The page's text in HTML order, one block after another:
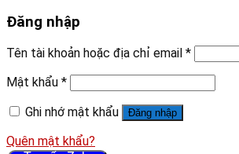
Đăng nhập
Tên tài khoản hoặc địa chỉ email *
Mật khẩu *
Ghi nhớ mật khẩu
Đăng nhập
Quên mật khẩu?